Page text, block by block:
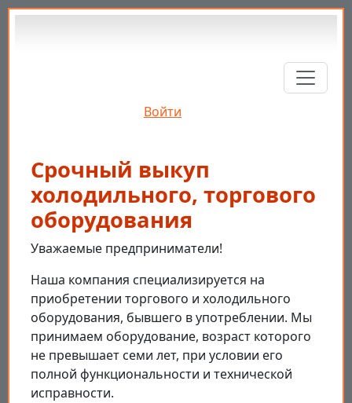
Перейти к основному содержанию
Войти
Срочный выкуп
холодильного, торгового
оборудования
Уважаемые предприниматели!
Наша компания специализируется на
приобретении торгового и холодильного
оборудования, бывшего в употреблении. Мы
принимаем оборудование, возраст которого
не превышает семи лет, при условии его
полной функциональности и технической
исправности.